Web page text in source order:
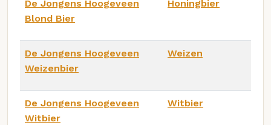
De Jongens Hoogeveen
Blond Bier
Honingbier
De Jongens Hoogeveen
Weizenbier
Weizen
De Jongens Hoogeveen
Witbier
Witbier